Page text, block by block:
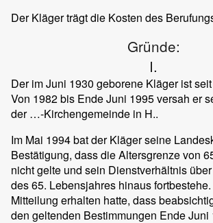
Der Kläger trägt die Kosten des
Gründe:
I.
Der im Juni 1930 geborene Kläger ist
Von 1982 bis Ende Juni 1995 versah er
der …-Kirchengemeinde in H..
Im Mai 1994 bat der Kläger seine
Bestätigung, dass die Altersgrenze von
nicht gelte und sein Dienstverhältnis
des 65. Lebensjahres hinaus
Mitteilung erhalten hatte, dass
den geltenden Bestimmungen Ende Juni